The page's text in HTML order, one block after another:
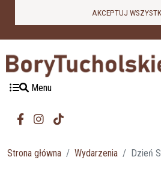
AKCEPTUJ
Menu
Strona główna Wydarzenia Dzień